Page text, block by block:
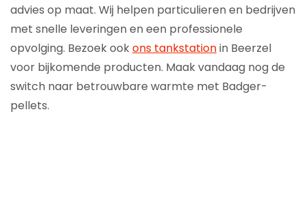
advies op maat. Wij helpen particulieren en bedrijven
met snelle leveringen en een professionele
opvolging. Bezoek ookons tankstationin Beerzel
voor bijkomende producten. Maak vandaag nog de
switch naar betrouwbare warmte met Badger-
pellets.